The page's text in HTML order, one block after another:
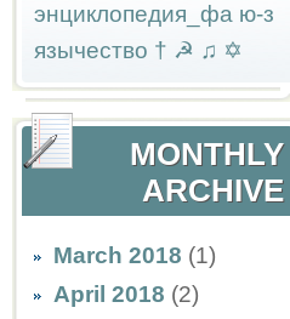
энциклопедия_фа ю-з
язычество † ☭ ♫ ✡
MONTHLY
ARCHIVE
March 2018 (1)
April 2018 (2)